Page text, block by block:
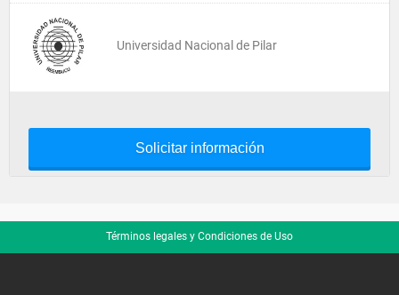
Universidad Nacional de Pilar
Solicitar información
Términos legales y Condiciones de Uso